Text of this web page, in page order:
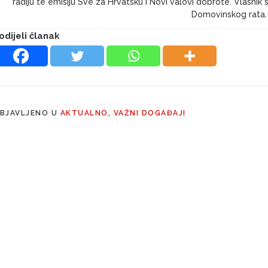
Domovinskog rata.
članak
U AKTUALNO , VAŽNI DOGAĐAJI